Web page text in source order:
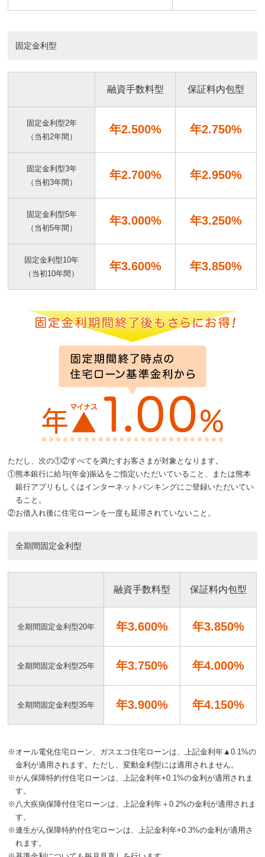
固定金利型
融資手数料型 保証料内包型
固定金利型2年
（当初2年間）
年2.500% 年2.750%
固定金利型3年
（当初3年間）
年2.700% 年2.950%
固定金利型5年
（当初5年間）
年3.000% 年3.250%
固定金利型10年
（当初10年間）
年3.600% 年3.850%
ただし、次の①②すべてを満たすお客さまが対象となります。
①熊本銀行に給与(年金)振込をご指定いただいていること、または熊本
銀行アプリもしくはインターネットバンキングにご登録いただいてい
ること。
②お借入れ後に住宅ローンを一度も延滞されていないこと。
全期間固定金利型
融資手数料型 保証料内包型
全期間固定金利型20年 年3.600% 年3.850%
全期間固定金利型25年 年3.750% 年4.000%
全期間固定金利型35年 年3.900% 年4.150%
※ オール電化住宅ローン、ガスエコ住宅ローンは、上記金利年▲0.1%の
金利が適用されます。ただし、変動金利型には適用されません。
※がん保障特約付住宅ローンは、上記金利年+0.1%の金利が適用されま
す。
※ 八大疾病保障付住宅ローンは、上記金利年＋0.2%の金利が適用されま
す。
※連生がん保障特約付住宅ローンは、上記金利年+0.3%の金利が適用さ
れます。